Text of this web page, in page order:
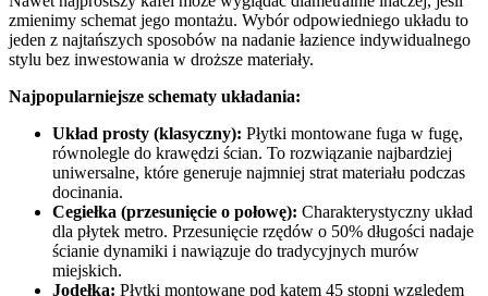
zmienimy schemat jego montażu. Wybór odpowiedniego układu to
jeden z najtańszych sposobów na nadanie łazience indywidualnego
stylu bez inwestowania w droższe materiały.
Najpopularniejsze schematy układania:
Układ prosty (klasyczny): Płytki montowane fuga w fugę,
równolegle do krawędzi ścian. To rozwiązanie najbardziej
uniwersalne, które generuje najmniej strat materiału podczas
docinania.
Cegiełka (przesunięcie o połowę): Charakterystyczny układ
dla płytek metro. Przesunięcie rzędów o 50% długości nadaje
ścianie dynamiki i nawiązuje do tradycyjnych murów
miejskich.
Jodełka: Płytki montowane pod kątem 45 stopni względem